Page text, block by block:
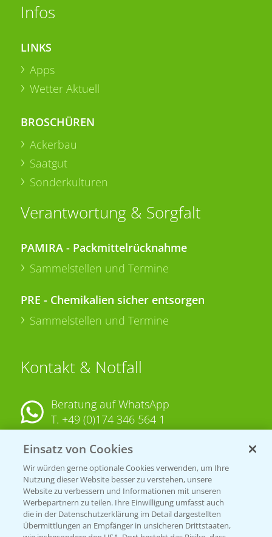
Infos
LINKS
Apps
Wetter Aktuell
BROSCHÜREN
Ackerbau
Saatgut
Sonderkulturen
Verantwortung & Sorgfalt
PAMIRA - Packmittelrücknahme
Sammelstellen und Termine
PRE - Chemikalien sicher entsorgen
Sammelstellen und Termine
Kontakt & Notfall
Beratung auf WhatsApp
T. +49 (0)174 346 564 1
KONTAKT
Hilfe in Notfällen
T.+49 (0)214/30-20220
Einsatz von Cookies
Wir würden gerne optionale Cookies verwenden, um Ihre
Nutzung dieser Website besser zu verstehen, unsere
Website zu verbessern und Informationen mit unseren
Werbepartnern zu teilen. Ihre Einwilligung umfasst auch
die in der Datenschutzerklärung im Detail dargestellten
Übermittlungen an Empfänger in unsicheren Drittstaaten,